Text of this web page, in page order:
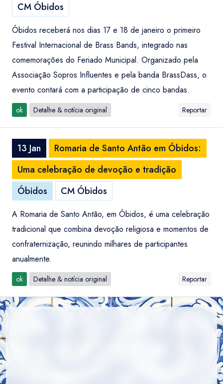
CM Óbidos
Óbidos receberá nos dias 17 e 18 de janeiro o primeiro
Festival Internacional de Brass Bands, integrado nas
comemorações do Feriado Municipal. Organizado pela
Associação Sopros Influentes e pela banda BrassDass, o
evento contará com a participação de cinco bandas.
ok Detalhe & notícia original Reportar
13 Jan
Romaria de Santo Antão em Óbidos:
Uma celebração de devoção e tradição
Óbidos
CM Óbidos
A Romaria de Santo Antão, em Óbidos, é uma celebração
tradicional que combina devoção religiosa e momentos de
confraternização, reunindo milhares de participantes
anualmente.
ok Detalhe & notícia original Reportar